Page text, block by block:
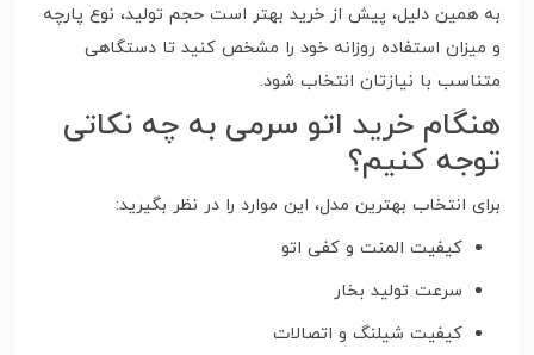
به همین دلیل، پیش از خرید بهتر است حجم تولید، نوع پارچه
و میزان استفاده روزانه خود را مشخص کنید تا دستگاهی
متناسب با نیازتان انتخاب شود.
هنگام خرید اتو سرمی به چه نکاتی
توجه کنیم؟
برای انتخاب بهترین مدل، این موارد را در نظر بگیرید:
کیفیت المنت و کفی اتو
سرعت تولید بخار
کیفیت شیلنگ و اتصالات